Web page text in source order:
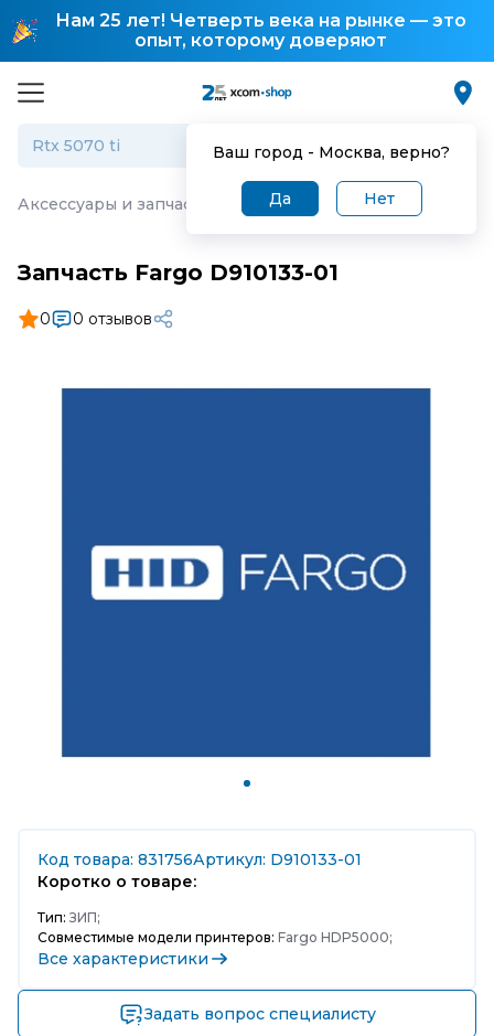
Нам 25 лет! Четверть века на рынке — это
опыт, которому доверяют
Ваш город - Москва, верно?
Да Нет
Аксессуары и запчасти для торгового оборудования
Запчасть Fargo D910133-01
0 0 отзывов
Код товара: 831756Артикул: D910133-01
Коротко о товаре:
Тип: ЗИП;
Совместимые модели принтеров: Fargo HDP5000;
Все характеристики
Задать вопрос специалисту